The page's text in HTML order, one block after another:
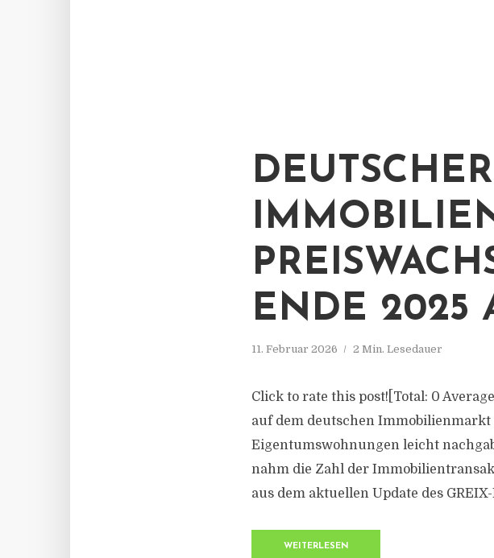
DEUTSCHER
ENDE 2025
11. Februar 2026 2 Min. Lesedauer
Click to rate this post![Total: 0
auf dem deutschen
Eigentumswohnungen leicht
nahm die Zahl der
aus dem aktuellen Update des
WEITERLESEN